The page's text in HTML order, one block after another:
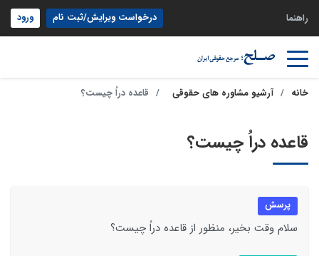
راهنما درخواست ویرایش/ثبت نام ورود
خانه آرشیو مشاوره های حقوقی قاعده دراُ چیست؟
قاعده دراُ چیست؟
پرسش
سلام وقت بخیر، منظور از قاعده دراُ چیست؟